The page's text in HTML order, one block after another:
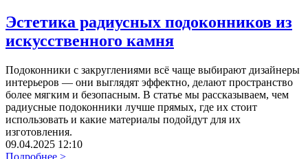
Эстетика радиусных подоконников из
искусственного камня
Подоконники с закруглениями всё чаще выбирают дизайнеры
интерьеров — они выглядят эффектно, делают пространство
более мягким и безопасным. В статье мы рассказываем, чем
радиусные подоконники лучше прямых, где их стоит
использовать и какие материалы подойдут для их
изготовления.
09.04.2025 12:10